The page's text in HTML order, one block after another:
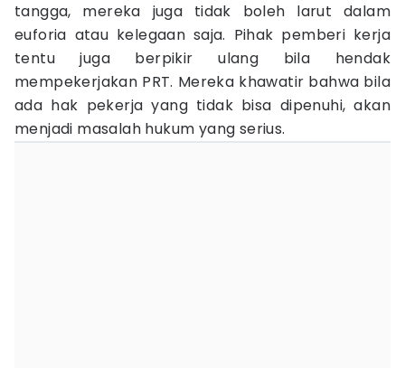
tangga, mereka juga tidak boleh larut dalam
euforia atau kelegaan saja. Pihak pemberi kerja
tentu juga berpikir ulang bila hendak
mempekerjakan PRT. Mereka khawatir bahwa bila
ada hak pekerja yang tidak bisa dipenuhi, akan
menjadi masalah hukum yang serius.